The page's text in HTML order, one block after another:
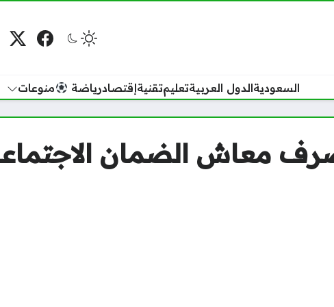
فيسبوك
السعوديةالدول العربيةتعليمتقنيةإقتصادرياضة منوعات